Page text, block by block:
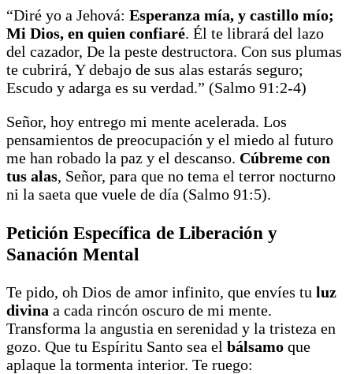
“Diré yo a Jehová: Esperanza mía, y castillo mío;
Mi Dios, en quien confiaré. Él te librará del lazo
del cazador, De la peste destructora. Con sus plumas
te cubrirá, Y debajo de sus alas estarás seguro;
Escudo y adarga es su verdad.” (Salmo 91:2-4)
Señor, hoy entrego mi mente acelerada. Los
pensamientos de preocupación y el miedo al futuro
me han robado la paz y el descanso. Cúbreme con
tus alas, Señor, para que no tema el terror nocturno
ni la saeta que vuele de día (Salmo 91:5).
Petición Específica de Liberación y
Sanación Mental
Te pido, oh Dios de amor infinito, que envíes tu luz
divina a cada rincón oscuro de mi mente.
Transforma la angustia en serenidad y la tristeza en
gozo. Que tu Espíritu Santo sea el bálsamo que
aplaque la tormenta interior. Te ruego: